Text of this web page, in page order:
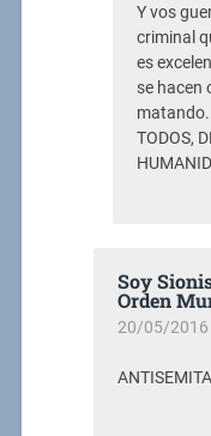
Y vos
criminal
es
se hacen
matando.
TODOS,
Soy
Orden
20/05/2016